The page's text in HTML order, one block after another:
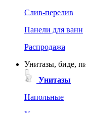
Слив-перелив
Панели для ванн
Распродажа
Унитазы, биде,
Унитазы
Напольные